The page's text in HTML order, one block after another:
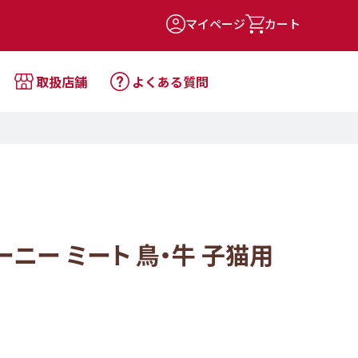
マイページ カート
取扱店舗 よくある質問
ー ミート 鳥・牛 子猫用